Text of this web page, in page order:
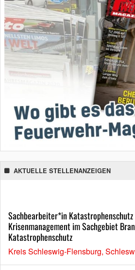
AKTUELLE STELLENANZEIGEN
Sachbearbeiter*in Katastrophenschutz
Krisenmanagement im Sachgebiet
Katastrophenschutz
Kreis Schleswig-Flensburg,